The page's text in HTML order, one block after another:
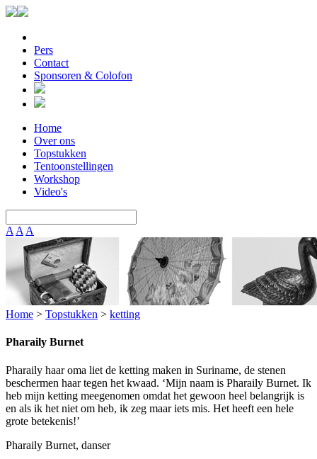
Pers
Contact
Sponsoren & Colofon
Home
Over ons
Topstukken
Tentoonstellingen
Workshop
Video's
A A A
Home > Topstukken > ketting
Pharaily Burnet
Pharaily haar oma liet de ketting maken in Suriname, de stenen
beschermen haar tegen het kwaad. ‘Mijn naam is Pharaily Burnet. Ik
heb mijn ketting meegenomen omdat het gewoon heel belangrijk is
en als ik het niet om heb, ik zeg maar iets mis. Het heeft een hele
grote betekenis!’
Pharaily Burnet, danser